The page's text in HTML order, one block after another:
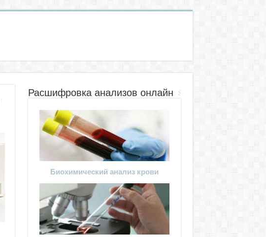
Расшифровка анализов онлайн
Биохимический анализ крови